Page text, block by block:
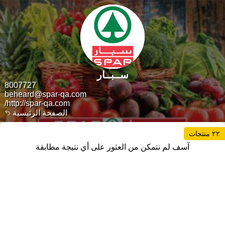
الصفحة الرئيسية
8007727
beheard@spar-qa.com
http://spar-qa.com/
ســبــار
٢٢ منتجات
آسف لم نتمكن من العثور على أي نتيجة مطابقة